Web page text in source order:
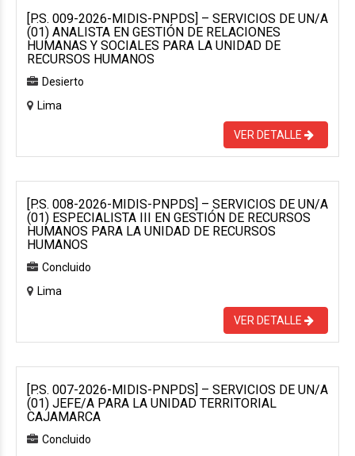
[P.S. 009-2026-MIDIS-PNPDS] – SERVICIOS DE UN/A
(01) ANALISTA EN GESTIÓN DE RELACIONES
HUMANAS Y SOCIALES PARA LA UNIDAD DE
RECURSOS HUMANOS
Desierto
Lima
VER DETALLE
[P.S. 008-2026-MIDIS-PNPDS] – SERVICIOS DE UN/A
(01) ESPECIALISTA III EN GESTIÓN DE RECURSOS
HUMANOS PARA LA UNIDAD DE RECURSOS
HUMANOS
Concluido
Lima
VER DETALLE
[P.S. 007-2026-MIDIS-PNPDS] – SERVICIOS DE UN/A
(01) JEFE/A PARA LA UNIDAD TERRITORIAL
CAJAMARCA
Concluido